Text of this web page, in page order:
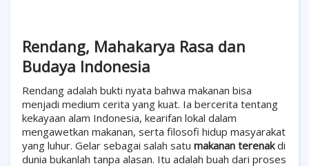
Rendang, Mahakarya Rasa dan
Budaya Indonesia
Rendang adalah bukti nyata bahwa makanan bisa
menjadi medium cerita yang kuat. Ia bercerita tentang
kekayaan alam Indonesia, kearifan lokal dalam
mengawetkan makanan, serta filosofi hidup masyarakat
yang luhur. Gelar sebagai salah satu makanan terenakdi
dunia bukanlah tanpa alasan. Itu adalah buah dari proses